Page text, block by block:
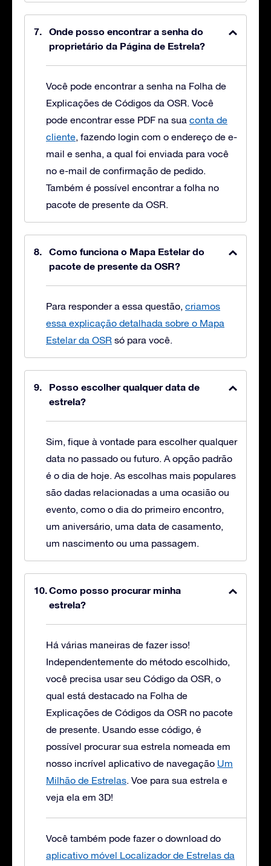
Onde posso encontrar a senha do
proprietário da Página de Estrela?
Você pode encontrar a senha na Folha de
Explicações de Códigos da OSR. Você
pode encontrar esse PDF na sua conta de
cliente, fazendo login com o endereço de e-
mail e senha, a qual foi enviada para você
no e-mail de confirmação de pedido.
Também é possível encontrar a folha no
pacote de presente da OSR.
Como funciona o Mapa Estelar do
pacote de presente da OSR?
Para responder a essa questão, criamos
essa explicação detalhada sobre o Mapa
Estelar da OSR só para você.
Posso escolher qualquer data de
estrela?
Sim, fique à vontade para escolher qualquer
data no passado ou futuro. A opção padrão
é o dia de hoje. As escolhas mais populares
são dadas relacionadas a uma ocasião ou
evento, como o dia do primeiro encontro,
um aniversário, uma data de casamento,
um nascimento ou uma passagem.
Como posso procurar minha
estrela?
Há várias maneiras de fazer isso!
Independentemente do método escolhido,
você precisa usar seu Código da OSR, o
qual está destacado na Folha de
Explicações de Códigos da OSR no pacote
de presente. Usando esse código, é
possível procurar sua estrela nomeada em
nosso incrível aplicativo de navegação Um
Milhão de Estrelas. Voe para sua estrela e
veja ela em 3D!
Você também pode fazer o download do
aplicativo móvel Localizador de Estrelas da